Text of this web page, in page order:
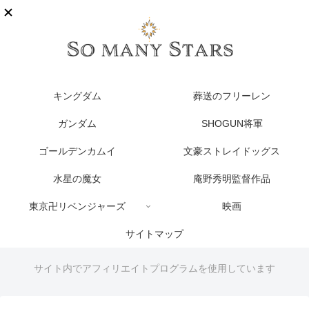
キングダム 葬送のフリーレン
ガンダム SHOGUN将軍
ゴールデンカムイ 文豪ストレイドッグス
水星の魔女 庵野秀明監督作品
東京卍リベンジャーズ 映画
サイトマップ
サイト内でアフィリエイトプログラムを使用しています